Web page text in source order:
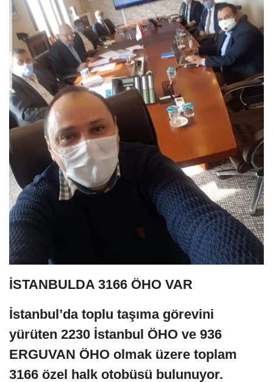
İSTANBULDA 3166 ÖHO VAR
İstanbul’da toplu taşıma görevini
yürüten 2230 İstanbul ÖHO ve 936
ERGUVAN ÖHO olmak üzere toplam
3166 özel halk otobüsü bulunuyor.